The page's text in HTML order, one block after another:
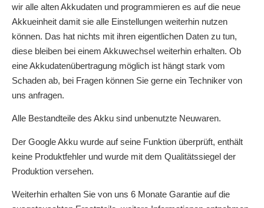
wir alle alten Akkudaten und programmieren es auf die neue
Akkueinheit damit sie alle Einstellungen weiterhin nutzen
können. Das hat nichts mit ihren eigentlichen Daten zu tun,
diese bleiben bei einem Akkuwechsel weiterhin erhalten. Ob
eine Akkudatenübertragung möglich ist hängt stark vom
Schaden ab, bei Fragen können Sie gerne ein Techniker von
uns anfragen.
Alle Bestandteile des Akku sind unbenutzte Neuwaren.
Der Google Akku wurde auf seine Funktion überprüft, enthält
keine Produktfehler und wurde mit dem Qualitätssiegel der
Produktion versehen.
Weiterhin erhalten Sie von uns 6 Monate Garantie auf die